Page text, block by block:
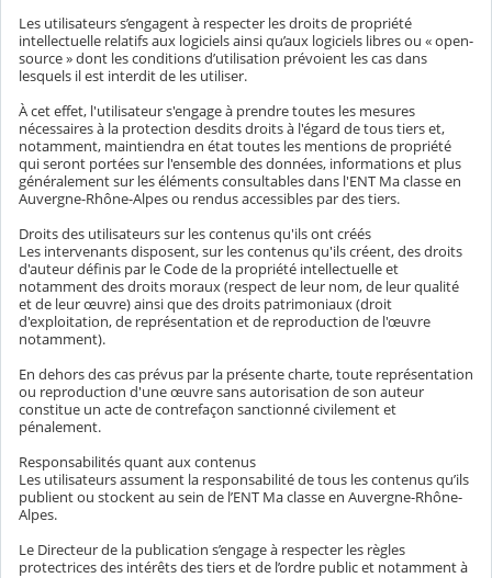
Les utilisateurs s’engagent à respecter les droits de propriété
intellectuelle relatifs aux logiciels ainsi qu’aux logiciels libres ou « open-
source » dont les conditions d’utilisation prévoient les cas dans
lesquels il est interdit de les utiliser.
À cet effet, l'utilisateur s'engage à prendre toutes les mesures
nécessaires à la protection desdits droits à l'égard de tous tiers et,
notamment, maintiendra en état toutes les mentions de propriété
qui seront portées sur l'ensemble des données, informations et plus
généralement sur les éléments consultables dans l'ENT Ma classe en
Auvergne-Rhône-Alpes ou rendus accessibles par des tiers.
Droits des utilisateurs sur les contenus qu'ils ont créés
Les intervenants disposent, sur les contenus qu'ils créent, des droits
d'auteur définis par le Code de la propriété intellectuelle et
notamment des droits moraux (respect de leur nom, de leur qualité
et de leur œuvre) ainsi que des droits patrimoniaux (droit
d'exploitation, de représentation et de reproduction de l'œuvre
notamment).
En dehors des cas prévus par la présente charte, toute représentation
ou reproduction d'une œuvre sans autorisation de son auteur
constitue un acte de contrefaçon sanctionné civilement et
pénalement.
Responsabilités quant aux contenus
Les utilisateurs assument la responsabilité de tous les contenus qu’ils
publient ou stockent au sein de l’ENT Ma classe en Auvergne-Rhône-
Alpes.
Le Directeur de la publication s’engage à respecter les règles
protectrices des intérêts des tiers et de l’ordre public et notamment à